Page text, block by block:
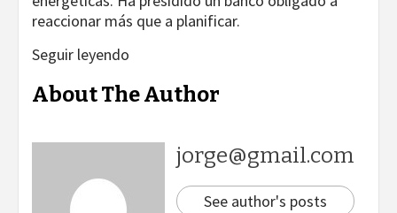
reaccionar más que a planificar.
Seguir leyendo
About The Author
jorge@gmail.com
See author's posts